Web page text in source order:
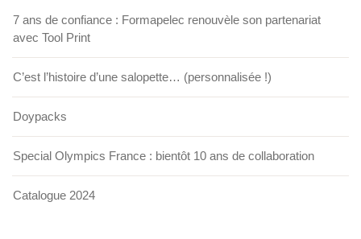
Idées produits
Réalisations
Infos techniques
enveloppes. Nous vous conseillerons dans le choix du
format, le type de papier et le look en adéquation avec vos
7 ans de confiance : Formapelec renouvèle son partenariat
avec Tool Print
C’est l’histoire d’une salopette… (personnalisée !)
Doypacks
Special Olympics France : bientôt 10 ans de collaboration
Catalogue 2024